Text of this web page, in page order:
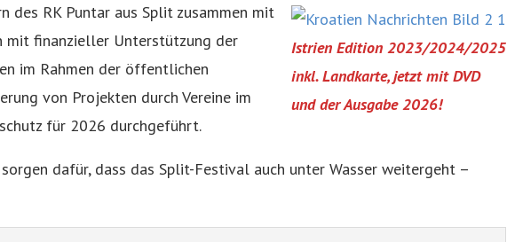
Istrien Edition 2023/2024/2025
inkl. Landkarte, jetzt mit DVD
und der Ausgabe 2026!
des RK Puntar aus Split zusammen mit
mit finanzieller Unterstützung der
im Rahmen der öffentlichen
von Projekten durch Vereine im
für 2026 durchgeführt.
dafür, dass das Split-Festival auch unter Wasser weitergeht –